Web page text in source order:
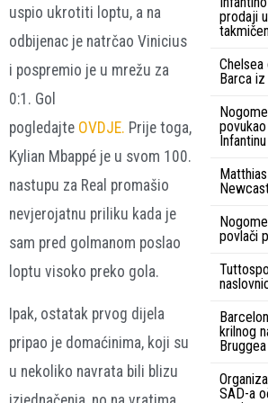
uspio ukrotiti loptu, a na
odbijenac je natrčao Vinicius
i pospremio je u mrežu za
0:1. Gol
pogledajte OVDJE. Prije toga,
Kylian Mbappé je u svom 100.
nastupu za Real promašio
nevjerojatnu priliku kada je
sam pred golmanom poslao
loptu visoko preko gola.
Ipak, ostatak prvog dijela
pripao je domaćinima, koji su
u nekoliko navrata bili blizu
prodaji
Barca
Infantinu
povlači
krilnog
Bruggea
SAD-a